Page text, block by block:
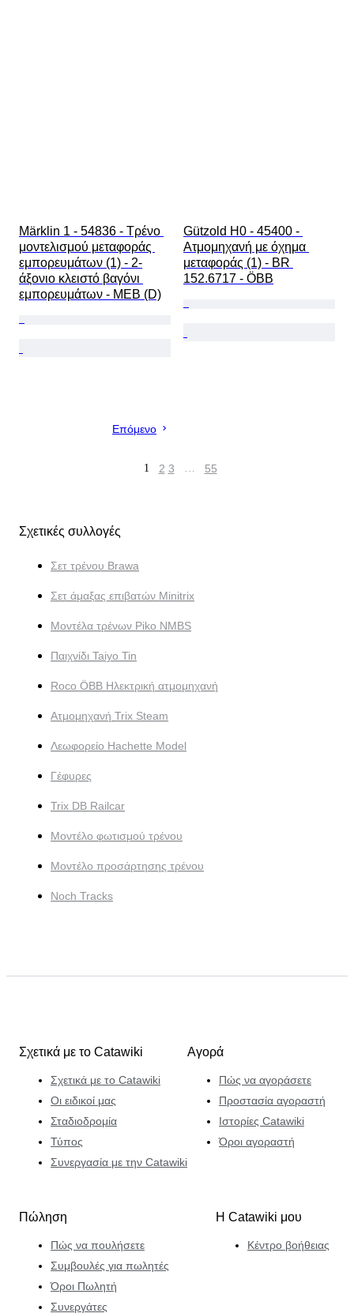
Märklin 1 - 54836 - Τρένο
μοντελισμού μεταφοράς
εμπορευμάτων (1) - 2-
άξονιο κλειστό βαγόνι
εμπορευμάτων - MEB (D)
Gützold H0 - 45400 -
Ατμομηχανή με όχημα
μεταφοράς (1) - BR
152.6717 - ÖBB
Επόμενο
1 2 3 … 55
Σχετικές συλλογές
Σετ τρένου Brawa
Σετ άμαξας επιβατών Minitrix
Μοντέλα τρένων Piko NMBS
Παιχνίδι Taiyo Tin
Roco ÖBB Ηλεκτρική ατμομηχανή
Ατμομηχανή Trix Steam
Λεωφορείο Hachette Model
Γέφυρες
Trix DB Railcar
Μοντέλο φωτισμού τρένου
Μοντέλο προσάρτησης τρένου
Noch Tracks
Σχετικά με το Catawiki
Σχετικά με το Catawiki
Οι ειδικοί μας
Σταδιοδρομία
Τύπος
Συνεργασία με την Catawiki
Αγορά
Πώς να αγοράσετε
Προστασία αγοραστή
Ιστορίες Catawiki
Όροι αγοραστή
Πώληση
Πώς να πουλήσετε
Συμβουλές για πωλητές
Όροι Πωλητή
Συνεργάτες
Η Catawiki μου
Κέντρο βοήθειας